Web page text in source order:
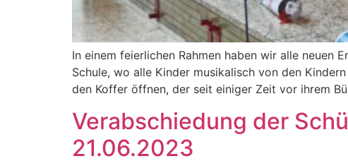
In einem feierlichen Rahmen haben wir alle neuen
Schule, wo alle Kinder musikalisch von den
den Koffer öffnen, der seit einiger Zeit vor ihrem
Verabschiedung der
21.06.2023